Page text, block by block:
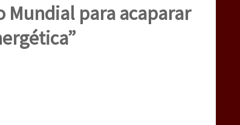
populações e a natureza e a natureza sob cerco)
e a natureza sob cerco)
Mundial para acaparar